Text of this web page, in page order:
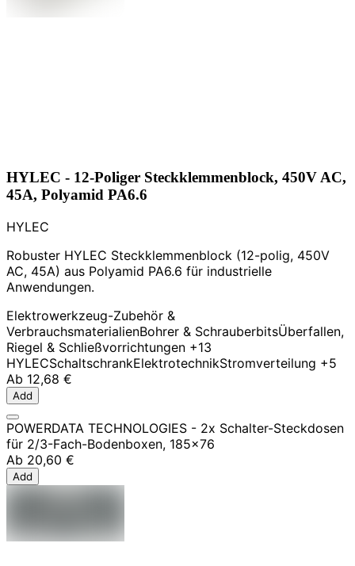
HYLEC - 12-Poliger Steckklemmenblock, 450V AC,
45A, Polyamid PA6.6
HYLEC
Robuster HYLEC Steckklemmenblock (12-polig, 450V
AC, 45A) aus Polyamid PA6.6 für industrielle
Anwendungen.
Elektrowerkzeug-Zubehör &
VerbrauchsmaterialienBohrer & SchrauberbitsÜberfallen,
Riegel & Schließvorrichtungen +13
HYLECSchaltschrankElektrotechnikStromverteilung +5
Ab 12,68 €
Add
POWERDATA TECHNOLOGIES - 2x Schalter-Steckdosen
für 2/3-Fach-Bodenboxen, 185x76
Ab 20,60 €
Add